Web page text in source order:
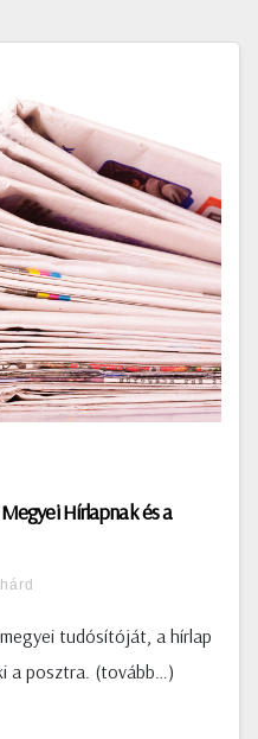
Hírlapnak és a
tudósítóját, a hírlap
a posztra. (tovább…)